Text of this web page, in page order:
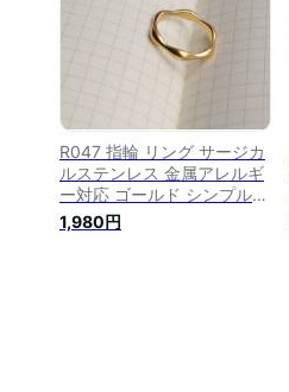
R047 指輪 リング サージカ
ルステンレス 金属アレルギ
ー対応 ゴールド シンプル
ぷっくり おしゃれ Ring ギ
フト プレゼント 女性 レデ
1,980円